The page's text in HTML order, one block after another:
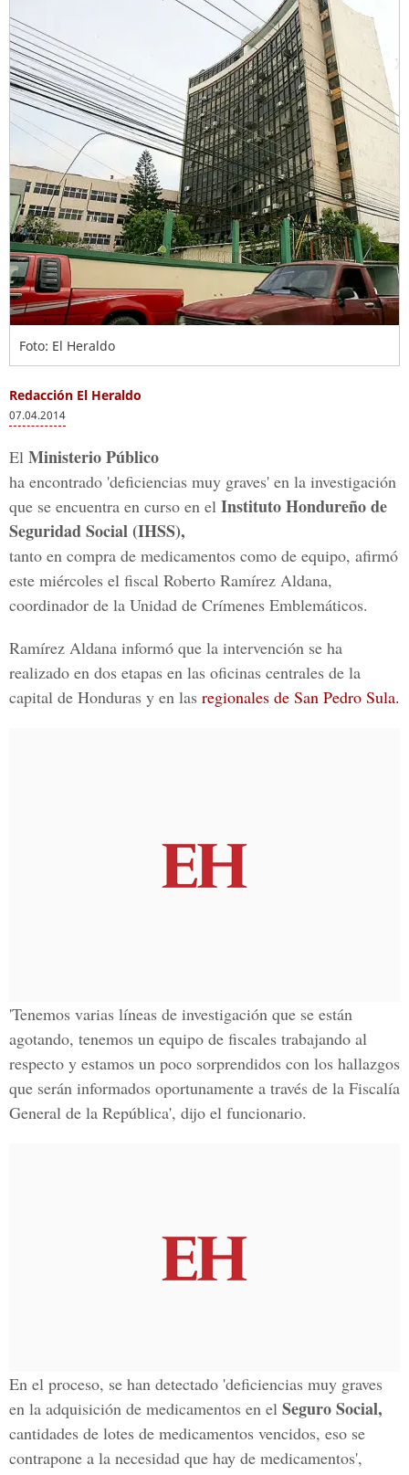
Foto: El Heraldo
Redacción El Heraldo
07.04.2014
El Ministerio Público
ha encontrado 'deficiencias muy graves' en la investigación
que se encuentra en curso en el Instituto Hondureño de
Seguridad Social (IHSS),
tanto en compra de medicamentos como de equipo, afirmó
este miércoles el fiscal Roberto Ramírez Aldana,
coordinador de la Unidad de Crímenes Emblemáticos.
Ramírez Aldana informó que la intervención se ha
realizado en dos etapas en las oficinas centrales de la
capital de Honduras y en las regionales de San Pedro Sula.
'Tenemos varias líneas de investigación que se están
agotando, tenemos un equipo de fiscales trabajando al
respecto y estamos un poco sorprendidos con los hallazgos
que serán informados oportunamente a través de la Fiscalía
General de la República', dijo el funcionario.
En el proceso, se han detectado 'deficiencias muy graves
en la adquisición de medicamentos en el Seguro Social,
cantidades de lotes de medicamentos vencidos, eso se
contrapone a la necesidad que hay de medicamentos',